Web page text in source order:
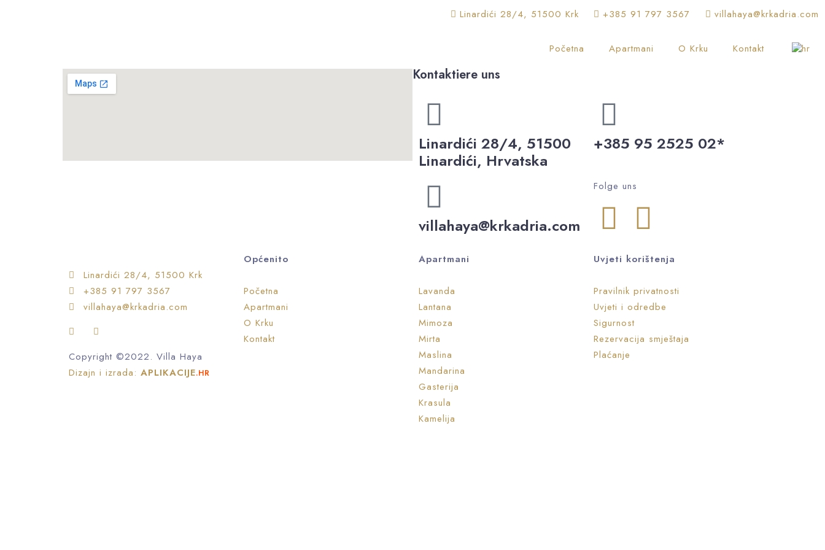
Linardići 28/4, 51500 Krk +385 91 797 3567 villahaya@krkadria.com
Početna Apartmani O Krku Kontakt
Kontaktiere uns
Linardići 28/4, 51500
Linardići, Hrvatska
+385 95 2525 02*
villahaya@krkadria.com
Folge uns
Linardići 28/4, 51500 Krk
+385 91 797 3567
villahaya@krkadria.com
Copyright ©2022. Villa Haya
Dizajn i izrada: APLIKACIJE.HR
Općenito
Početna
Apartmani
O Krku
Kontakt
Apartmani
Lavanda
Lantana
Mimoza
Mirta
Maslina
Mandarina
Gasterija
Krasula
Kamelija
Uvjeti korištenja
Pravilnik privatnosti
Uvjeti i odredbe
Sigurnost
Rezervacija smještaja
Plaćanje